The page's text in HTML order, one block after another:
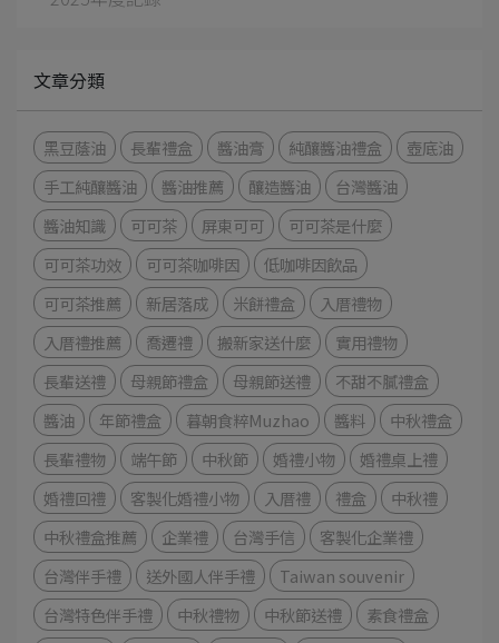
文章分類
黑豆蔭油 長輩禮盒 醬油膏 純釀醬油禮盒
壺底油
手工純釀醬油
醬油推薦 釀造醬油
台灣醬油
醬油知識
可可茶 屏東可可
可可茶是什麼
可可茶功效
可可茶咖啡因
低咖啡因飲品
可可茶推薦
新居落成 米餅禮盒
入厝禮物
入厝禮推薦
喬遷禮 搬新家送什麼
實用禮物
長輩送禮
母親節禮盒 母親節送禮
不甜不膩禮盒
醬油
年節禮盒 暮朝食粹Muzhao 醬料
中秋禮盒
長輩禮物
端午節 中秋節 婚禮小物
婚禮桌上禮
婚禮回禮
客製化婚禮小物 入厝禮 禮盒
中秋禮
中秋禮盒推薦
企業禮 台灣手信
客製化企業禮
台灣伴手禮
送外國人伴手禮
Taiwan souvenir
台灣特色伴手禮
中秋禮物 中秋節送禮
素食禮盒